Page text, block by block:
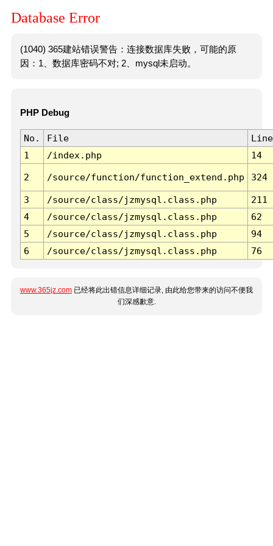
Database Error
(1040) 365建站错误警告：连接数据库失败，可能的原
因：1、数据库密码不对; 2、mysql未启动。
PHP Debug
No. File
Line
1
/index.php 14
2 /source/function/function_extend.php 324
3 /source/class/jzmysql.class.php
211
4
/source/class/jzmysql.class.php
62
5
/source/class/jzmysql.class.php
94
6
/source/class/jzmysql.class.php 76
www.365jz.com 已经将此出错信息详细记录, 由此给您带来的访问不便我
们深感歉意.